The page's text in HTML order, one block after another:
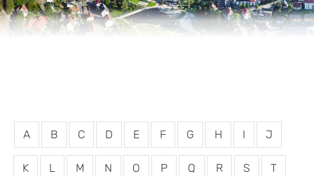
A B C D E F G H I J
K L M N O P Q R S T